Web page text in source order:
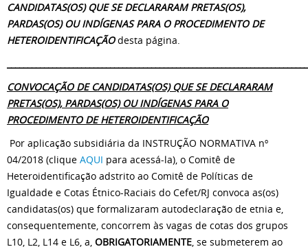
CANDIDATAS(OS) QUE SE DECLARARAM PRETAS(OS),
PARDAS(OS) OU INDÍGENAS PARA O PROCEDIMENTO DE
HETEROIDENTIFICAÇÃOdesta página.
CONVOCAÇÃO DE CANDIDATAS(OS) QUE SE DECLARARAM
PRETAS(OS), PARDAS(OS) OU INDÍGENAS PARA O
PROCEDIMENTO DE HETEROIDENTIFICAÇÃO
Por aplicação subsidiária da INSTRUÇÃO NORMATIVA nº
04/2018 (clique AQUI para acessá-la), o Comitê de
Heteroidentificação adstrito ao Comitê de Políticas de
Igualdade e Cotas Étnico-Raciais do Cefet/RJ convoca as(os)
candidatas(os) que formalizaram autodeclaração de etnia e,
consequentemente, concorrem às vagas de cotas dos grupos
L10, L2, L14 e L6, a, OBRIGATORIAMENTE, se submeterem ao